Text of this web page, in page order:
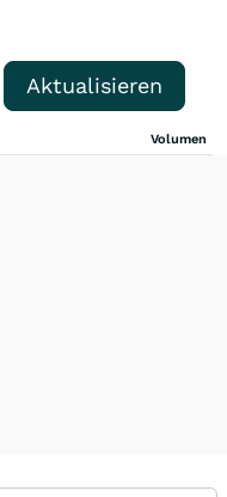
Aktualisieren
Volumen